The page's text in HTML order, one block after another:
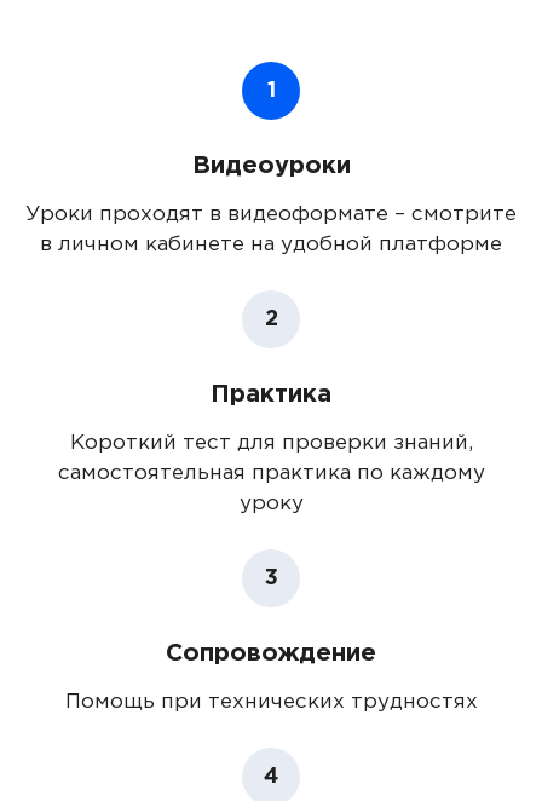
1
Видеоуроки
Уроки проходят в видеоформате – смотрите
в личном кабинете на удобной платформе
2
Практика
Короткий тест для проверки знаний,
самостоятельная практика по каждому
уроку
3
Сопровождение
Помощь при технических трудностях
4